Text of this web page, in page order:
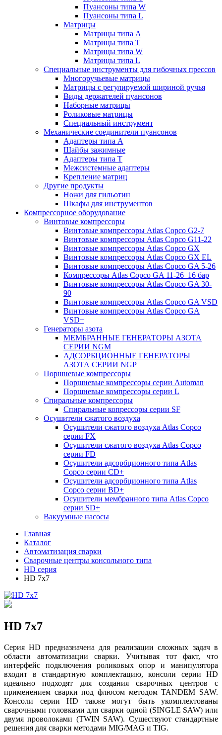
Пуансоны типа W
Пуансоны типа L
Матрицы
Матрицы типа A
Матрицы типа T
Матрицы типа W
Матрицы типа L
Специальные инструменты для гибочных прессов
Многоручьевые матрицы
Матрицы с регулируемой шириной ручья
Виды держателей пуансонов
Наборные матрицы
Роликовые матрицы
Специальный инструмент
Механические соединители пуансонов
Адаптеры типа A
Шайбы зажимные
Адаптеры типа T
Межсистемные адаптеры
Крепление матриц
Другие продукты
Ножи для гильотин
Шкафы для инструментов
Компрессорное оборудование
Винтовые компрессоры
Винтовые компрессоры Atlas Copco G2-7
Винтовые компрессоры Atlas Copco G11-22
Винтовые компрессоры Atlas Copco GX
Винтовые компрессоры Atlas Copco GX EL
Винтовые компрессоры Atlas Copco GA 5-26
Компрессоры Atlas Copco GA 11-26_16 бар
Винтовые компрессоры Atlas Copco GA 30-
90
Винтовые компрессоры Atlas Copco GA VSD
Винтовые компрессоры Atlas Copco GA
VSD+
Генераторы азота
МЕМБРАННЫЕ ГЕНЕРАТОРЫ АЗОТА
СЕРИИ NGM
АДСОРБЦИОННЫЕ ГЕНЕРАТОРЫ
АЗОТА СЕРИИ NGP
Поршневые компрессоры
Поршневые компрессоры серии Automan
Поршневые компрессоры серии L
Спиральные компрессоры
Спиральные копрессоры серии SF
Осушители сжатого воздуха
Осушители сжатого воздуха Atlas Copco
серии FX
Осушители сжатого воздуха Atlas Copco
серии FD
Осушители адсорбционного типа Atlas
Copco серии СD+
Осушители адсорбционного типа Atlas
Copco серии BD+
Осушители мембранного типа Atlas Copco
серии SD+
Вакуумные насосы
Главная
Каталог
Автоматизация сварки
Сварочные центры консольного типа
HD серия
HD 7x7
HD 7x7
Серия HD предназначена для реализации сложных задач в
области автоматизации сварки. Учитывая тот факт, что
интерфейс подключения роликовых опор и манипулятора
входит в стандартную комплектацию, консоли серии HD
идеально подходят для создания сварочных центров с
применением сварки под флюсом методом TANDEM SAW.
Консоли серии HD также могут быть укомплектованы
сварочными головками для сварки одной (SINGLE SAW) или
двумя проволоками (TWIN SAW). Существуют стандартные
решения для сварки методами MIG/MAG и TIG.